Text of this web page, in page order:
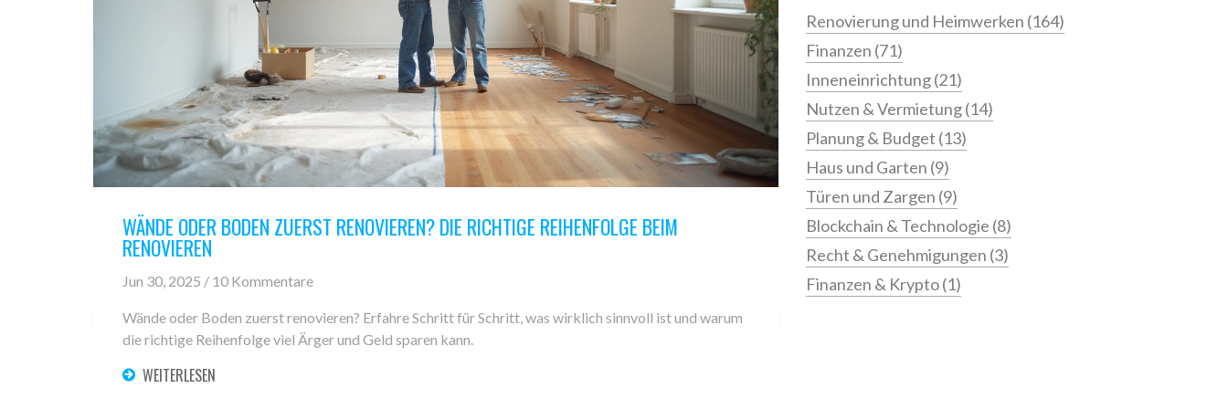
WÄNDE ODER BODEN ZUERST RENOVIEREN? DIE RICHTIGE REIHENFOLGE BEIM
RENOVIEREN
Jun 30, 2025 / 10 Kommentare
Wände oder Boden zuerst renovieren? Erfahre Schritt für Schritt, was wirklich sinnvoll ist und warum
die richtige Reihenfolge viel Ärger und Geld sparen kann.
WEITERLESEN
Renovierung und Heimwerken (164)
Finanzen (71)
Inneneinrichtung(21)
Nutzen & Vermietung(14)
Planung & Budget (13)
Haus und Garten (9)
Türen und Zargen (9)
Blockchain & Technologie (8)
Recht & Genehmigungen (3)
Finanzen & Krypto(1)